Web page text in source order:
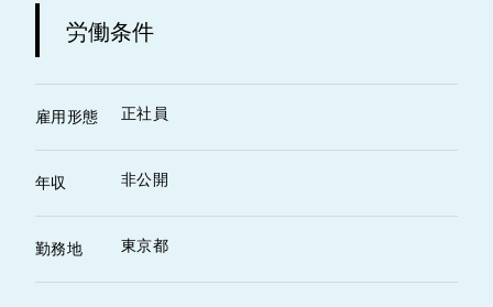
労働条件
雇用形態 正社員
年収 非公開
勤務地 東京都